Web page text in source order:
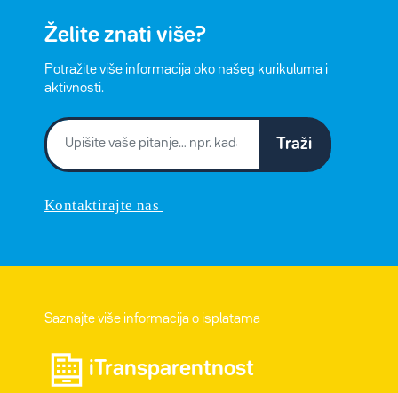
Želite znati više?
Potražite više informacija oko našeg kurikuluma i
aktivnosti.
Traži
Kontaktirajte nas
Saznajte više informacija o isplatama
iTransparentnost